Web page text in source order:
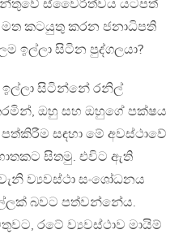
ස්වෛරීත්වය යටපත්
කටයුතු කරන ජනාධිපති
ඉල්ලා සිටින පුද්ගලයා?
ඉල්ලා සිටින්නේ රනිල්
ඔහු සහ ඔහුගේ පක්ෂය
සඳහා මේ අවස්ථාවේ
සිතමු. එවිට ඇති
ව්‍යවස්ථා සංශෝධනය
බවට පත්වන්නේය.
රටේ ව්‍යවස්ථාව මායිම්